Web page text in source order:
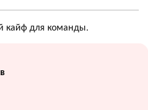
кайф для команды.